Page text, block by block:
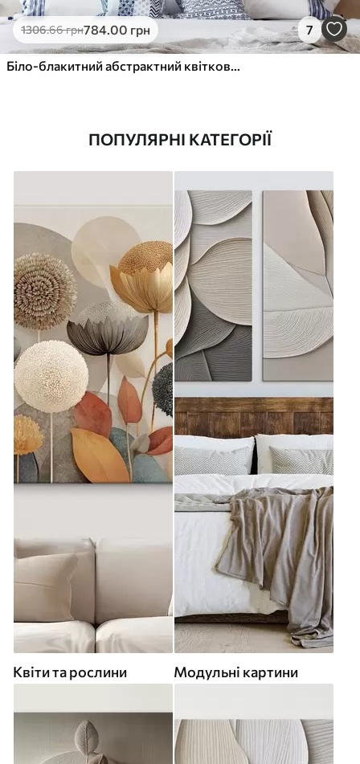
1306.66грн784.00 грн 7
Біло-блакитний абстрактний квітковий візерунок із рельєфними пелюстками та вигнутими лініями
ПОПУЛЯРНІ КАТЕГОРІЇ
Квіти та рослини Модульні картини